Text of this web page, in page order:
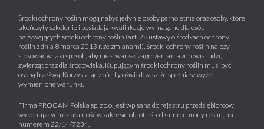
Środki ochrony roślin mogą nabyć jedynie osoby pełnoletnie oraz osoby, które
ukończyły szkolenie i posiadają kwalifikacje wymagane dla osób
nabywających środki ochrony roślin (art. 28 ustawy o środkach ochrony
roślin z dnia 8 marca 2013 r. ze zmianami). Środki ochrony roślin należy
stosować w taki sposób, aby nie stwarzać zagrożenia dla zdrowia ludzi,
zwierząt oraz dla środowiska. Kupującym środki ochrony roślin musi być
osobą trzeźwą. Korzystając z oferty oświadczasz, że spełniasz wyżej
wymienione warunki.
Firma PROCAM Polska sp. z o.o. jest wpisana do rejestru przedsiębiorców
wykonujących działalność w zakresie obrotu środkami ochrony roślin, pod
numerem 22/14/7234.